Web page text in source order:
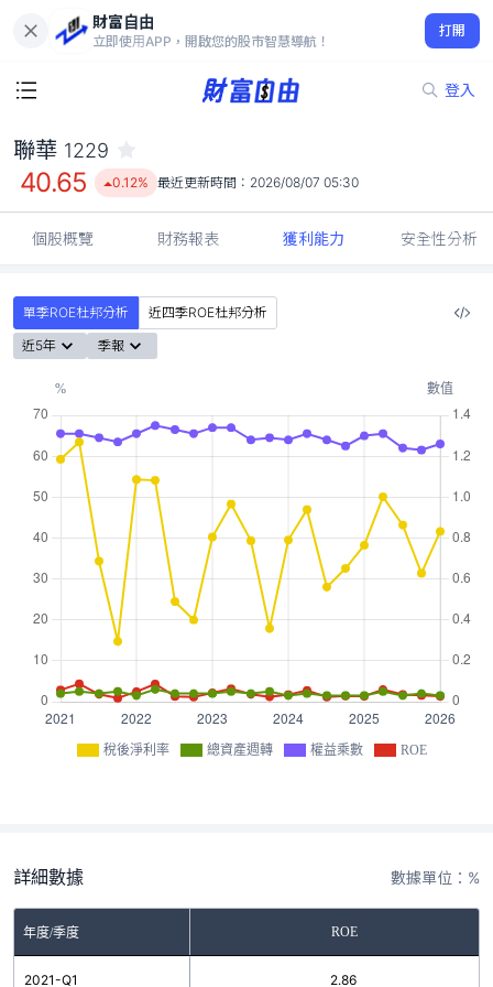
財富自由
立即使用APP，開啟您的股市智慧導航！
打開
登入
40.65
0.12%
聯華 1229
40.65 0.12% 最近更新時間： 2026/08/07 05:30
個股概覽 財務報表 獲利能力 安全性分析
單季ROE杜邦分析
近四季ROE杜邦分析
近5年
季報
稅後淨利率 總資產週轉 權益乘數 ROE
詳細數據 數據單位：%
年度/季度 ROE
2021-Q1 2.86